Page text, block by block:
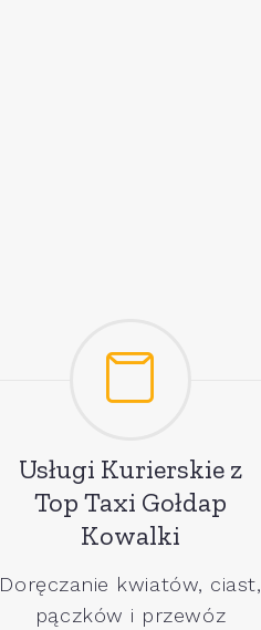
Usługi Kurierskie z
Top Taxi Gołdap
Kowalki
Doręczanie kwiatów, ciast,
pączków i przewóz